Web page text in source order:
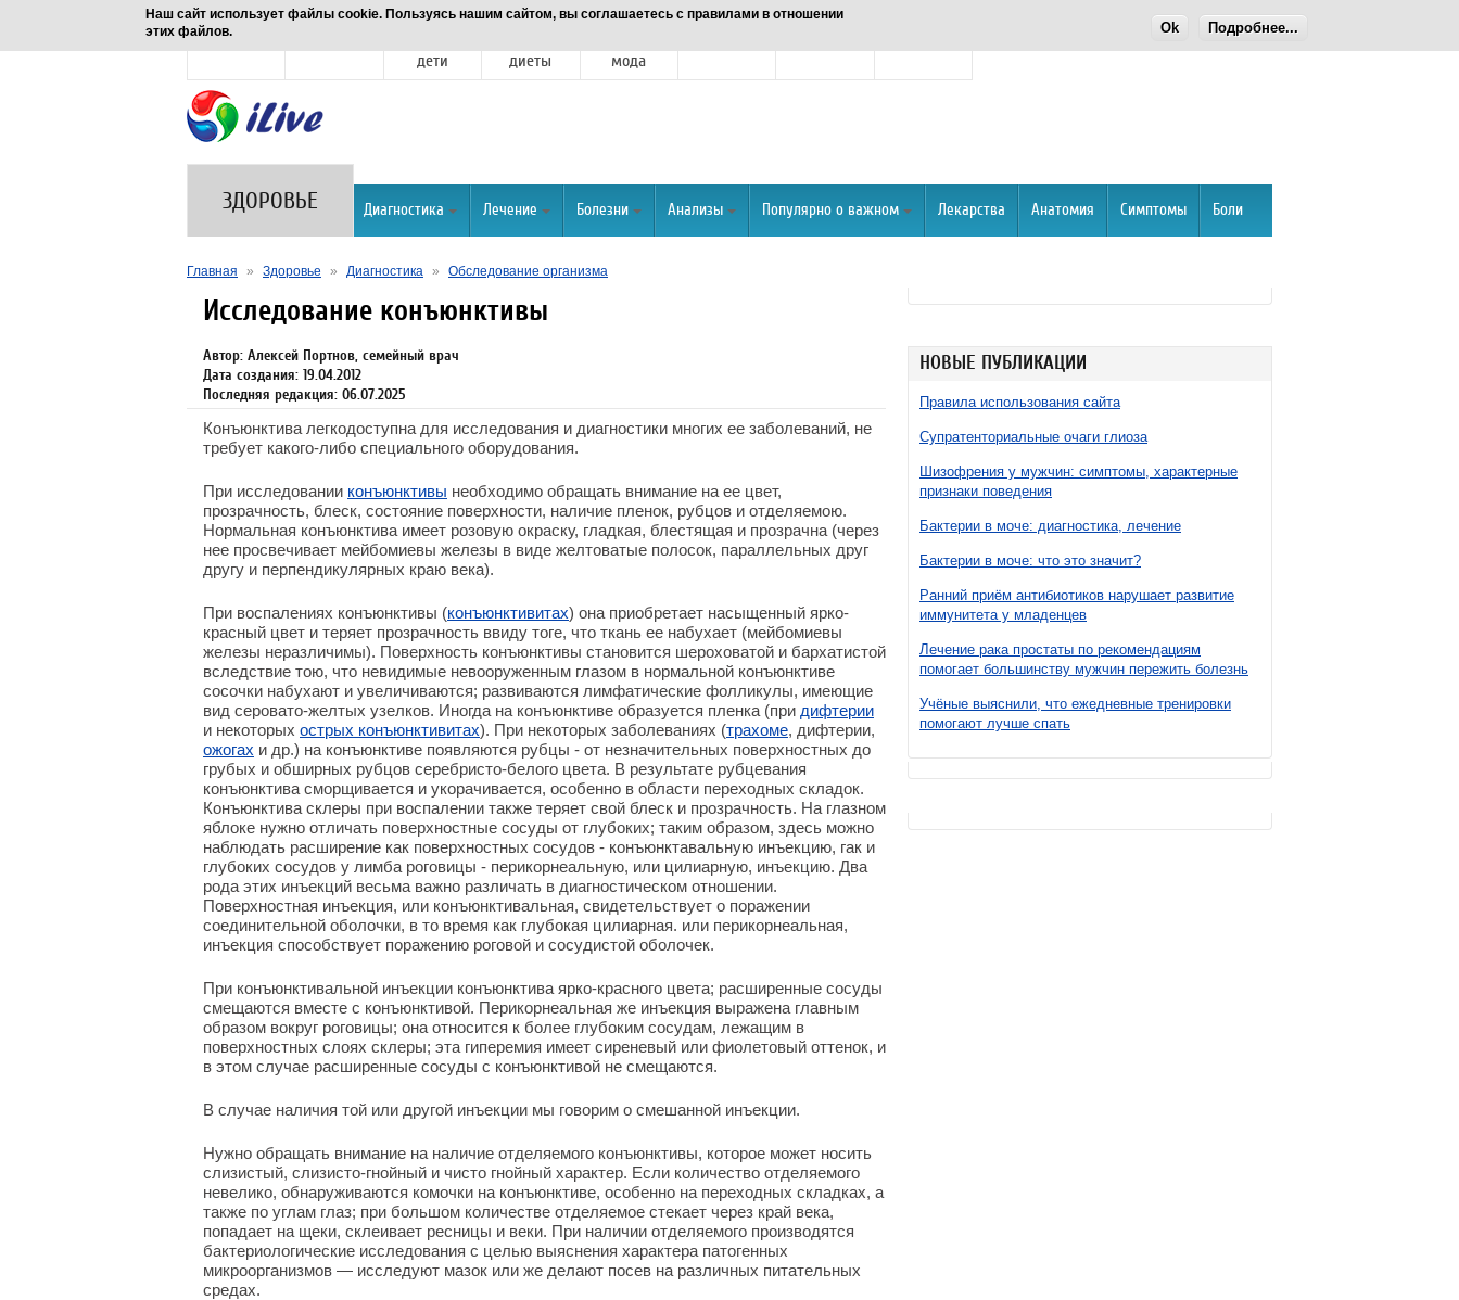
Наш сайт использует файлы cookie. Пользуясь нашим сайтом, вы соглашаетесь с правилами в отношении
этих файлов.
Ok Подробнее...
Новости
дети
диеты
мода
ЗДОРОВЬЕ Диагностика Лечение Болезни Анализы Популярно о важном Лекарства Анатомия Симптомы Боли
Главная » Здоровье » Диагностика » Обследование организма
НОВЫЕ ПУБЛИКАЦИИ
Правила использования сайта
Супратенториальные очаги глиоза
Шизофрения у мужчин: симптомы, характерные
признаки поведения
Бактерии в моче: диагностика, лечение
Бактерии в моче: что это значит?
Ранний приём антибиотиков нарушает развитие
иммунитета у младенцев
Лечение рака простаты по рекомендациям
помогает большинству мужчин пережить болезнь
Учёные выяснили, что ежедневные тренировки
помогают лучше спать
Исследование конъюнктивы
Автор: Алексей Портнов, семейный врач
Дата создания: 19.04.2012
Последняя редакция: 06.07.2025
Конъюнктива легкодоступна для исследования и диагностики многих ее заболеваний, не
требует какого-либо специального оборудования.
При исследовании конъюнктивы необходимо обращать внимание на ее цвет,
прозрачность, блеск, состояние поверхности, наличие пленок, рубцов и отделяемою.
Нормальная конъюнктива имеет розовую окраску, гладкая, блестящая и прозрачна (через
нее просвечивает мейбомиевы железы в виде желтоватые полосок, параллельных друг
другу и перпендикулярных краю века).
При воспалениях конъюнктивы (конъюнктивитах) она приобретает насыщенный ярко-
красный цвет и теряет прозрачность ввиду тоге, что ткань ее набухает (мейбомиевы
железы неразличимы). Поверхность конъюнктивы становится шероховатой и бархатистой
вследствие тою, что невидимые невооруженным глазом в нормальной конъюнктиве
сосочки набухают и увеличиваются; развиваются лимфатические фолликулы, имеющие
вид серовато-желтых узелков. Иногда на конъюнктиве образуется пленка (при дифтерии
и некоторых острых конъюнктивитах). При некоторых заболеваниях (трахоме, дифтерии,
ожогах и др.) на конъюнктиве появляются рубцы - от незначительных поверхностных до
грубых и обширных рубцов серебристо-белого цвета. В результате рубцевания
конъюнктива сморщивается и укорачивается, особенно в области переходных складок.
Конъюнктива склеры при воспалении также теряет свой блеск и прозрачность. На глазном
яблоке нужно отличать поверхностные сосуды от глубоких; таким образом, здесь можно
наблюдать расширение как поверхностных сосудов - конъюнктавальную инъекцию, гак и
глубоких сосудов у лимба роговицы - перикорнеальную, или цилиарную, инъекцию. Два
рода этих инъекций весьма важно различать в диагностическом отношении.
Поверхностная инъекция, или конъюнктивальная, свидетельствует о поражении
соединительной оболочки, в то время как глубокая цилиарная. или перикорнеальная,
инъекция способствует поражению роговой и сосудистой оболочек.
При конъюнктивальной инъекции конъюнктива ярко-красного цвета; расширенные сосуды
смещаются вместе с конъюнктивой. Перикорнеальная же инъекция выражена главным
образом вокруг роговицы; она относится к более глубоким сосудам, лежащим в
поверхностных слоях склеры; эта гиперемия имеет сиреневый или фиолетовый оттенок, и
в этом случае расширенные сосуды с конъюнктивой не смещаются.
В случае наличия той или другой инъекции мы говорим о смешанной инъекции.
Нужно обращать внимание на наличие отделяемого конъюнктивы, которое может носить
слизистый, слизисто-гнойный и чисто гнойный характер. Если количество отделяемого
невелико, обнаруживаются комочки на конъюнктиве, особенно на переходных складках, а
также по углам глаз; при большом количестве отделяемое стекает через край века,
попадает на щеки, склеивает ресницы и веки. При наличии отделяемого производятся
бактериологические исследования с целью выяснения характера патогенных
микроорганизмов — исследуют мазок или же делают посев на различных питательных
средах.